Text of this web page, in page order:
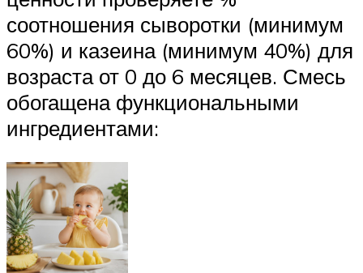
соотношения сыворотки (минимум
60%) и казеина (минимум 40%) для
возраста от 0 до 6 месяцев. Смесь
обогащена функциональными
ингредиентами: